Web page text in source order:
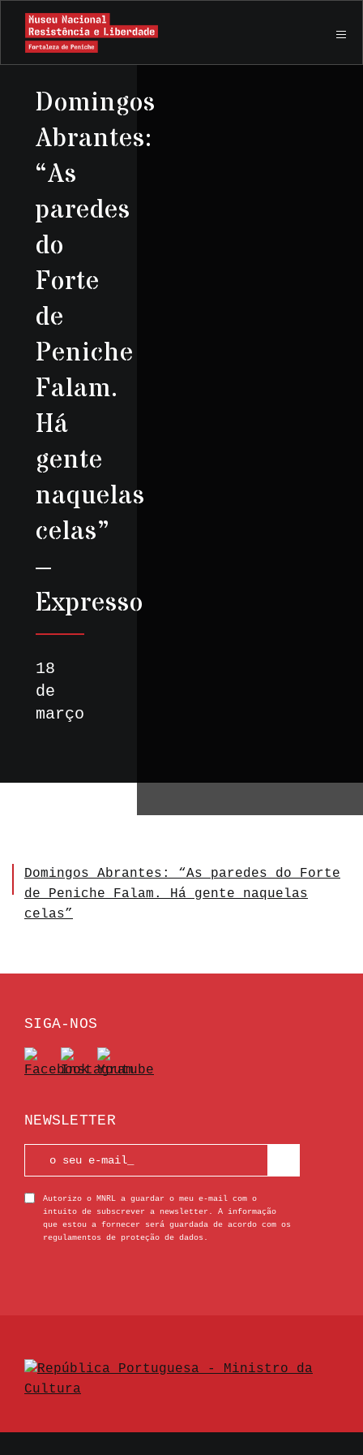
Domingos
Abrantes:
“As
paredes
do
Forte
de
Peniche
Falam.
Há
gente
naquelas
celas”
–
Expresso
18
de
março
Domingos Abrantes: “As paredes do Forte
de Peniche Falam. Há gente naquelas
celas”
SIGA-NOS
NEWSLETTER
Autorizo o MNRL a guardar o meu e-mail com o
intuito de subscrever a newsletter. A informação
que estou a fornecer será guardada de acordo com os
regulamentos de proteção de dados.